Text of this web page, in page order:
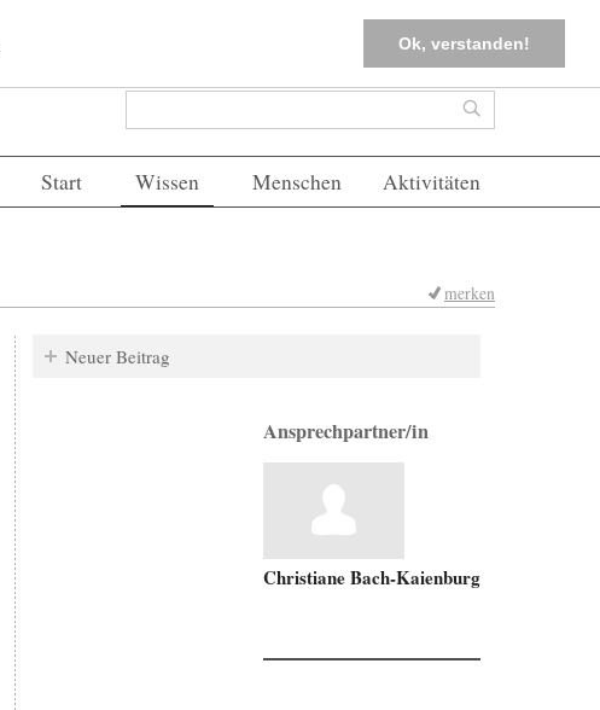
Ok, verstanden!
FAQs Einloggen
Suchformular Suche
Start Wissen Menschen Aktivitäten
merken
Neuer Beitrag
Ansprechpartner/in
Christiane Bach-Kaienburg